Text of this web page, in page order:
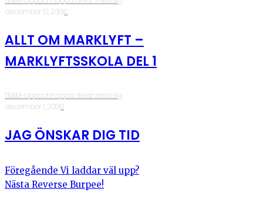
·december 10, 2013·0
ALLT OM MARKLYFT –
MARKLYFTSSKOLA DEL 1
TEAM-Uppochhoppa delar med sig
·december 1, 2013·0
JAG ÖNSKAR DIG TID
Föregående Vi laddar väl upp?
Nästa Reverse Burpee!